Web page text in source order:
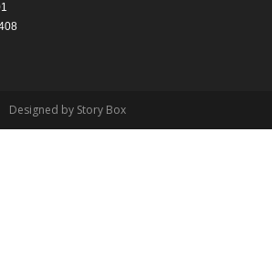
Designed by Story Box